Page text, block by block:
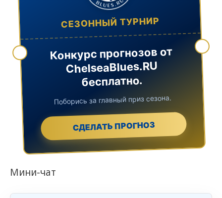
СЕЗОННЫЙ ТУРНИР
Конкурс прогнозов от
ChelseaBlues.RU
бесплатно.
Поборись за главный приз сезона.
СДЕЛАТЬ ПРОГНОЗ
Мини-чат